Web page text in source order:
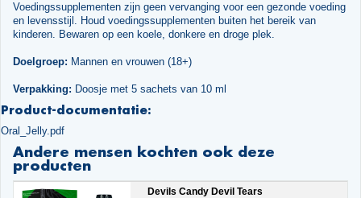
Voedingssupplementen zijn geen vervanging voor een gezonde voeding
en levensstijl. Houd voedingssupplementen buiten het bereik van
kinderen. Bewaren op een koele, donkere en droge plek.
Doelgroep: Mannen en vrouwen (18+)
Verpakking: Doosje met 5 sachets van 10 ml
Product-documentatie:
Oral_Jelly.pdf
Andere mensen kochten ook deze
producten
Devils Candy Devil Tears